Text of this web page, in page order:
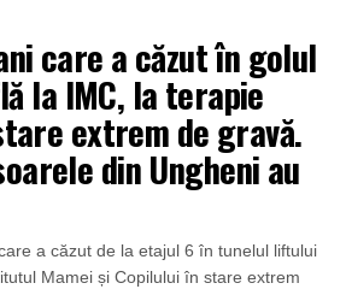
care a căzut în golul
la IMC, la terapie
extrem de gravă.
din Ungheni au
a căzut de la etajul 6 în tunelul liftului
Mamei și Copilului în stare extrem